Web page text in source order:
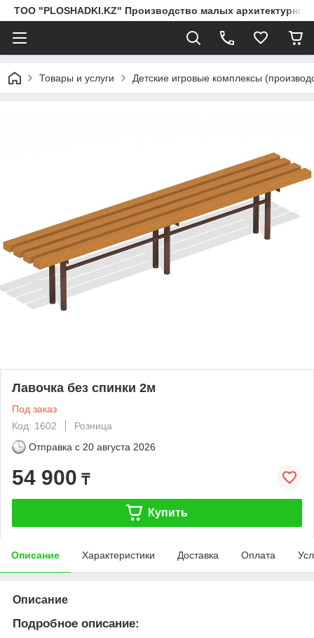
ТОО "PLOSHADKI.KZ" Производство малых
Товары и услуги Детские игровые комплексы
Лавочка без спинки 2м
Под заказ
Код: 1602
Розница
Отправка с 20 августа 2026
54 900 ₸
Купить
Описание Характеристики Доставка Оплата
Описание
Подробное описание: